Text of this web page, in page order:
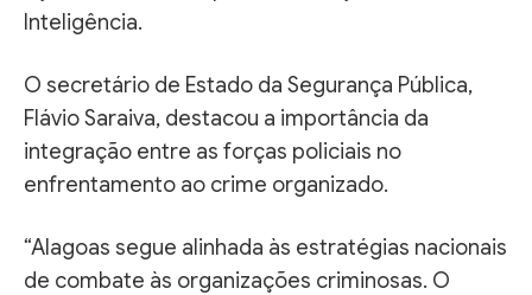
Inteligência.
O secretário de Estado da Segurança Pública,
Flávio Saraiva, destacou a importância da
integração entre as forças policiais no
enfrentamento ao crime organizado.
“Alagoas segue alinhada às estratégias nacionais
de combate às organizações criminosas. O